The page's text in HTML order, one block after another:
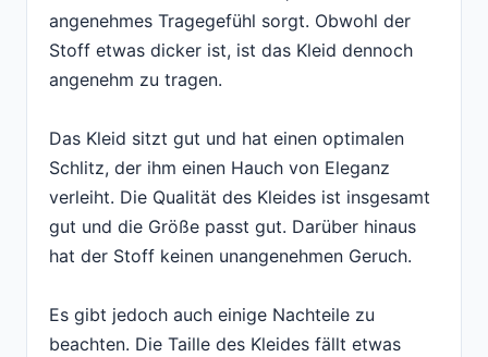
angenehmes Tragegefühl sorgt. Obwohl der
Stoff etwas dicker ist, ist das Kleid dennoch
angenehm zu tragen.
Das Kleid sitzt gut und hat einen optimalen
Schlitz, der ihm einen Hauch von Eleganz
verleiht. Die Qualität des Kleides ist insgesamt
gut und die Größe passt gut. Darüber hinaus
hat der Stoff keinen unangenehmen Geruch.
Es gibt jedoch auch einige Nachteile zu
beachten. Die Taille des Kleides fällt etwas